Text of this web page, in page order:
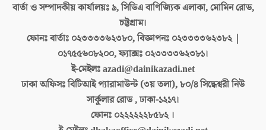
বার্তা ও সম্পাদকীয় কার্যালয়ঃ৯, সিডিএ বাণিজ্যিক এলাকা, মোমিন রোড,
চট্টগ্রাম।
ফোনঃ বার্তাঃ ০২৩৩৩৩৬২৩৮০, বিজ্ঞাপনঃ ০২৩৩৩৩৬২৩৮২ |
০১৭৫৫৬০৮২০০, ফ্যাক্সঃ ০২৩৩৩৩৬২৩৮১।
ই-মেইলঃazadi@dainikazadi.net
ঢাকা অফিসঃবিটিআই প্যারামাউন্ট (৩য় তলা), ৮০/৪ সিদ্ধেশ্বরী নিউ
সার্কুলার রোড , ঢাকা-১২১৭।
ফোনঃ ০২২২২২২৮৫৮২ ।